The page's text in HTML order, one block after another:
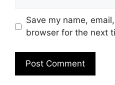
Save my name,
browser for the next